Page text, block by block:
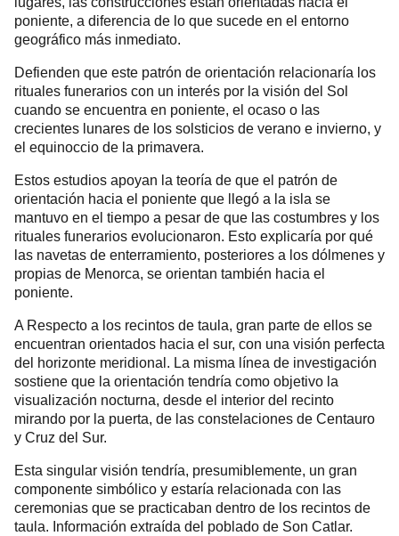
poniente, a diferencia de lo que sucede en el entorno
geográfico más inmediato.
Defienden que este patrón de orientación relacionaría los
rituales funerarios con un interés por la visión del Sol
cuando se encuentra en poniente, el ocaso o las
crecientes lunares de los solsticios de verano e invierno, y
el equinoccio de la primavera.
Estos estudios apoyan la teoría de que el patrón de
orientación hacia el poniente que llegó a la isla se
mantuvo en el tiempo a pesar de que las costumbres y los
rituales funerarios evolucionaron. Esto explicaría por qué
las navetas de enterramiento, posteriores a los dólmenes y
propias de Menorca, se orientan también hacia el
poniente.
A Respecto a los recintos de taula, gran parte de ellos se
encuentran orientados hacia el sur, con una visión perfecta
del horizonte meridional. La misma línea de investigación
sostiene que la orientación tendría como objetivo la
visualización nocturna, desde el interior del recinto
mirando por la puerta, de las constelaciones de Centauro
y Cruz del Sur.
Esta singular visión tendría, presumiblemente, un gran
componente simbólico y estaría relacionada con las
ceremonias que se practicaban dentro de los recintos de
taula. Información extraída del poblado de Son Catlar.